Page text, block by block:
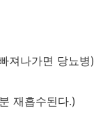
져나가면 당뇨병)
재흡수된다.)